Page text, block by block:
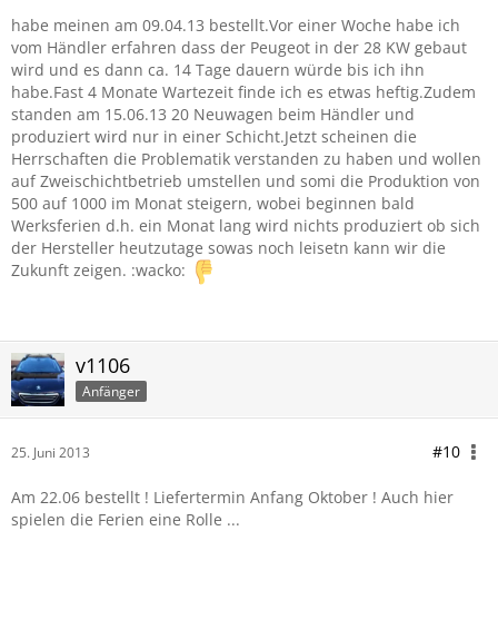
habe meinen am 09.04.13 bestellt.Vor einer Woche habe ich
vom Händler erfahren dass der Peugeot in der 28 KW gebaut
wird und es dann ca. 14 Tage dauern würde bis ich ihn
habe.Fast 4 Monate Wartezeit finde ich es etwas heftig.Zudem
standen am 15.06.13 20 Neuwagen beim Händler und
produziert wird nur in einer Schicht.Jetzt scheinen die
Herrschaften die Problematik verstanden zu haben und wollen
auf Zweischichtbetrieb umstellen und somi die Produktion von
500 auf 1000 im Monat steigern, wobei beginnen bald
Werksferien d.h. ein Monat lang wird nichts produziert ob sich
der Hersteller heutzutage sowas noch leisetn kann wir die
Zukunft zeigen. :wacko:
v1106
Anfänger
25. Juni 2013 #10
Am 22.06 bestellt ! Liefertermin Anfang Oktober ! Auch hier
spielen die Ferien eine Rolle ...